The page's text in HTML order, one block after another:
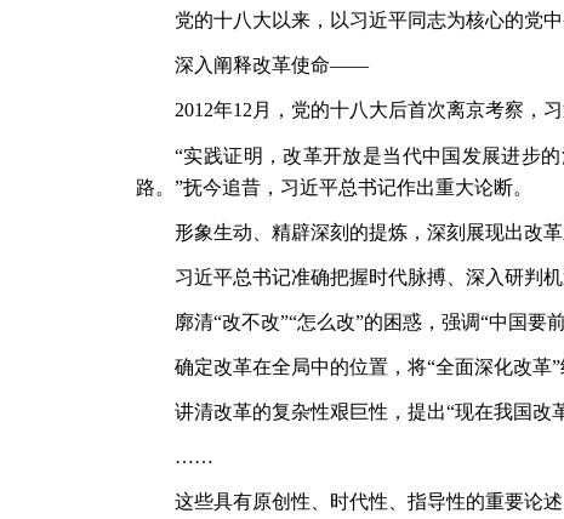
党的十八大以来，以习近平同志为核心的党
深入阐释改革使命——
2012年12月，党的十八大后首次离京考察，
“实践证明，改革开放是当代中国发展进步
路。”抚今追昔，习近平总书记作出重大论断。
形象生动、精辟深刻的提炼，深刻展现出改
习近平总书记准确把握时代脉搏、深入研判
廓清“改不改”“怎么改”的困惑，强调“中国要
确定改革在全局中的位置，将“全面深化改革
讲清改革的复杂性艰巨性，提出“现在我国改
……
这些具有原创性、时代性、指导性的重要论